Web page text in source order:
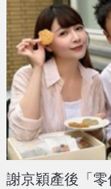
謝京穎產後「